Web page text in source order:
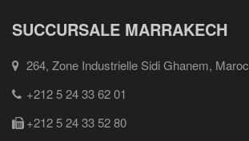
SUCCURSALE MARRAKECH
264, Zone Industrielle Sidi Ghanem, Maroc
+212 5 24 33 62 01
+212 5 24 33 52 80